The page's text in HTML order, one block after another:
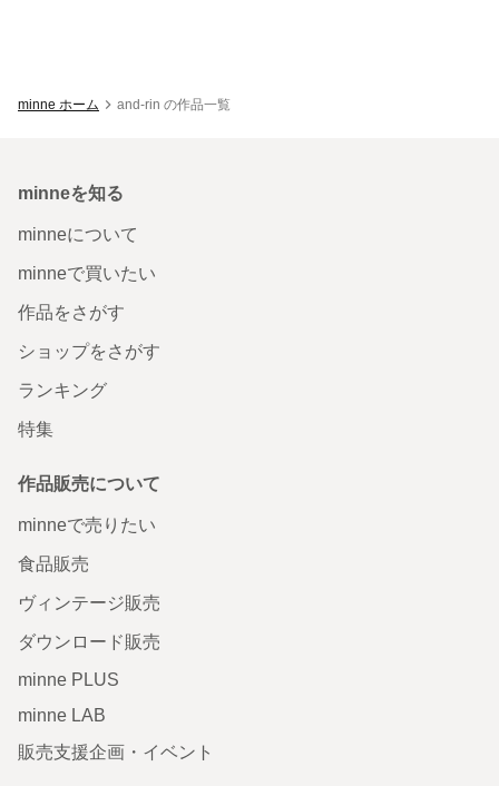
minne ホーム and-rin の作品一覧
minneを知る
minneについて
minneで買いたい
作品をさがす
ショップをさがす
ランキング
特集
作品販売について
minneで売りたい
食品販売
ヴィンテージ販売
ダウンロード販売
minne PLUS
minne LAB
販売支援企画・イベント